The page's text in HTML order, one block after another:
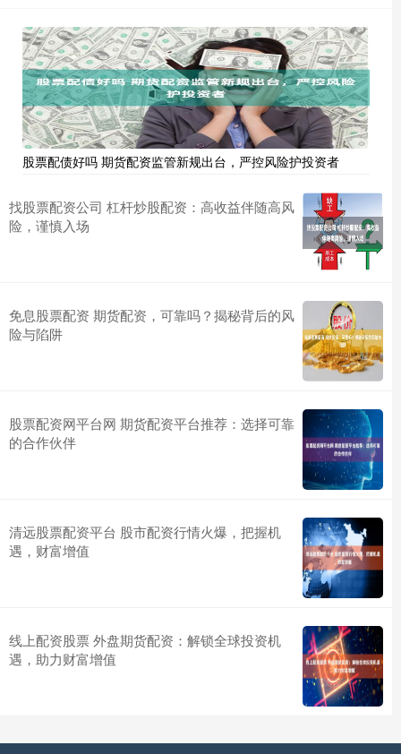
股票配债好吗 期货配资监管新规出台，严控风险护投资者
找股票配资公司 杠杆炒股配资：高收益伴随高风
险，谨慎入场
免息股票配资 期货配资，可靠吗？揭秘背后的风
险与陷阱
股票配资网平台网 期货配资平台推荐：选择可靠
的合作伙伴
清远股票配资平台 股市配资行情火爆，把握机
遇，财富增值
线上配资股票 外盘期货配资：解锁全球投资机
遇，助力财富增值